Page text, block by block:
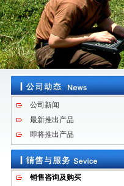
公司新闻
最新推出产品
即将推出产品
销售咨询及购买